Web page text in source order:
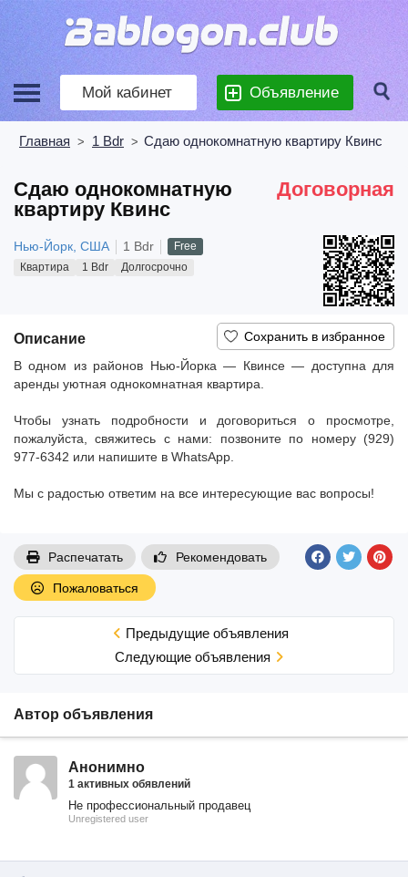
Мой кабинет Объявление
Главная > 1 Bdr > Сдаю однокомнатную квартиру Квинс
Договорная
Сдаю однокомнатную
квартиру Квинс
Нью-Йорк, США 1 Bdr
Free
Квартира
1 Bdr Долгосрочно
Описание
В одном из районов Нью-Йорка — Квинсе — доступна для
аренды уютная однокомнатная квартира.
Чтобы узнать подробности и договориться о просмотре,
пожалуйста, свяжитесь с нами: позвоните по номеру (929)
977-6342 или напишите в WhatsApp.
Мы с радостью ответим на все интересующие вас вопросы!
Распечатать Рекомендовать
Пожаловаться
Предыдущие объявления
Cледующие объявления
Автор объявления
Анонимно
1 активных обявлений
Не профессиональный продавец
Unregistered user